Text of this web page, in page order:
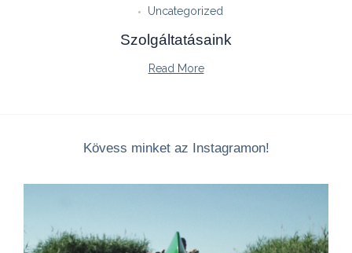
Uncategorized
Szolgáltatásaink
Read More
Kövess minket az Instagramon!